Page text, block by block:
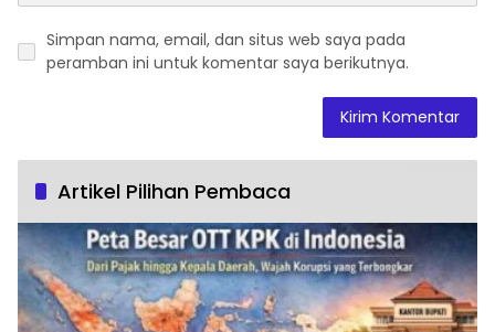
Simpan nama, email, dan situs web saya pada
peramban ini untuk komentar saya berikutnya.
Artikel Pilihan Pembaca